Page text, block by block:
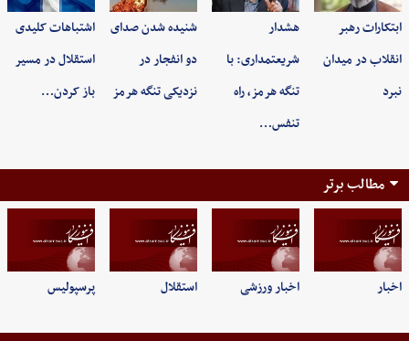
ابتکارات رهبر
انقلاب در میدان
نبرد
هشدار
شریعتمداری: با
تنگه هرمز، راه
تنفس…
شنیده شدن صدای
دو انفجار در
نزدیکی تنگه هرمز
اشتباهات کلیدی
استقلال در مسیر
باز کردن…
مطالب برتر
اخبار اخبار ورزشی استقلال پرسپولیس